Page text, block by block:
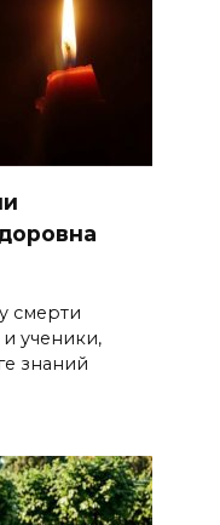
смерти
ученики,
знаний